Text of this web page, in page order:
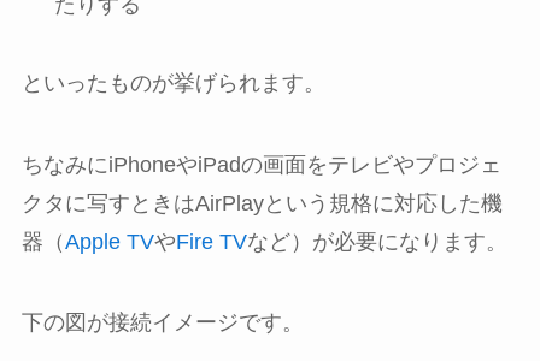
といったものが挙げられます。
ちなみにiPhoneやiPadの画面をテレビやプロジェ
クタに写すときはAirPlayという規格に対応した機
器（Apple TVやFire TVなど）が必要になります。
下の図が接続イメージです。